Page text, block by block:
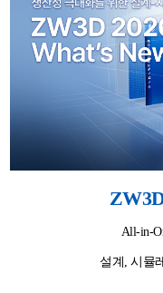
All-in-
설계, 시뮬